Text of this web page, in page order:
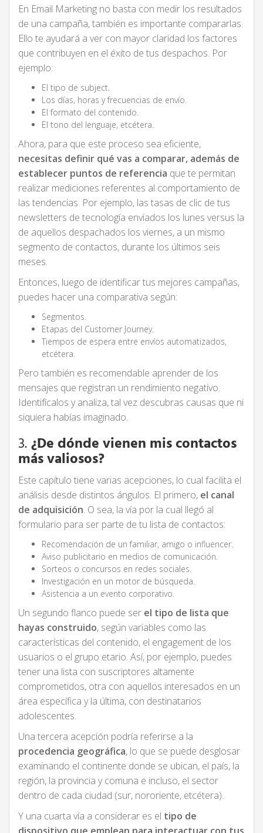
En Email Marketing no basta con medir los resultados
de una campaña, también es importante compararlas.
Ello te ayudará a ver con mayor claridad los factores
que contribuyen en el éxito de tus despachos. Por
ejemplo:
El tipo de subject.
Los días, horas y frecuencias de envío.
El formato del contenido.
El tono del lenguaje, etcétera.
Ahora, para que este proceso sea eficiente,
necesitas definir qué vas a comparar, además de
establecer puntos de referencia que te permitan
realizar mediciones referentes al comportamiento de
las tendencias. Por ejemplo, las tasas de clic de tus
newsletters de tecnología enviados los lunes versus la
de aquellos despachados los viernes, a un mismo
segmento de contactos, durante los últimos seis
meses.
Entonces, luego de identificar tus mejores campañas,
puedes hacer una comparativa según:
Segmentos.
Etapas del Customer Journey.
Tiempos de espera entre envíos automatizados,
etcétera.
Pero también es recomendable aprender de los
mensajes que registran un rendimiento negativo.
Identifícalos y analiza, tal vez descubras causas que ni
siquiera habías imaginado.
3.¿De dónde vienen mis contactos
más valiosos?
Este capítulo tiene varias acepciones, lo cual facilita el
análisis desde distintos ángulos. El primero, el canal
de adquisición. O sea, la vía por la cual llegó al
formulario para ser parte de tu lista de contactos:
Recomendación de un familiar, amigo o influencer.
Aviso publicitario en medios de comunicación.
Sorteos o concursos en redes sociales.
Investigación en un motor de búsqueda.
Asistencia a un evento corporativo.
Un segundo flanco puede ser el tipo de lista que
hayas construido, según variables como las
características del contenido, el engagement de los
usuarios o el grupo etario. Así, por ejemplo, puedes
tener una lista con suscriptores altamente
comprometidos, otra con aquellos interesados en un
área específica y la última, con destinatarios
adolescentes.
Una tercera acepción podría referirse a la
procedencia geográfica, lo que se puede desglosar
examinando el continente donde se ubican, el país, la
región, la provincia y comuna e incluso, el sector
dentro de cada ciudad (sur, nororiente, etcétera).
Y una cuarta vía a considerar es el tipo de